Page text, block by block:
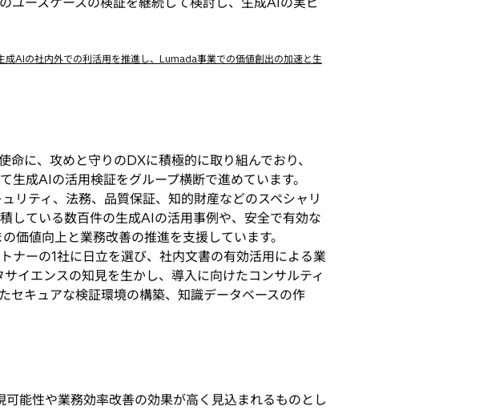
AIの社内外での利活用を推進し、Lumada事業での価値創出の加速と生
に、攻めと守りのDXに積極的に取り組んでおり、
成AIの活用検証をグループ横断で進めています。
ティ、法務、品質保証、知的財産などのスペシャリ
している数百件の生成AIの活用事例や、安全で有効な
価値向上と業務改善の推進を支援しています。
ナーの1社に日立を選び、社内文書の有効活用による業
イエンスの知見を生かし、導入に向けたコンサルティ
キュアな検証環境の構築、知識データベースの作
能性や業務効率改善の効果が高く見込まれるものとし